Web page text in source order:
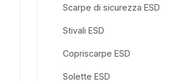
Scarpe di sicurezza ESD
Stivali ESD
Copriscarpe ESD
Solette ESD